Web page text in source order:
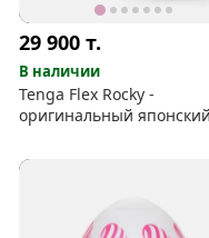
29 900т.
В наличии
Tenga Flex Rocky -
оригинальный японский